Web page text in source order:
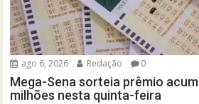
ago 6, 2026 Redação 0
Mega-Sena sorteia prêmio
milhões nesta quinta-feira